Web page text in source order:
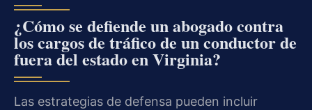
¿Cómo se defiende un abogado contra
los cargos de tráfico de un conductor de
fuera del estado en Virginia?
Las estrategias de defensa pueden incluir